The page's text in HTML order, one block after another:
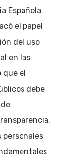
Española
el papel
del uso
en las
que el
debe
personales